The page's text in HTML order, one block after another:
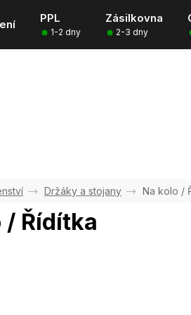
PPL Zásilkovna
1-2 dny 2-3 dny
Držáky a stojany Na kolo /
/ Řídítka